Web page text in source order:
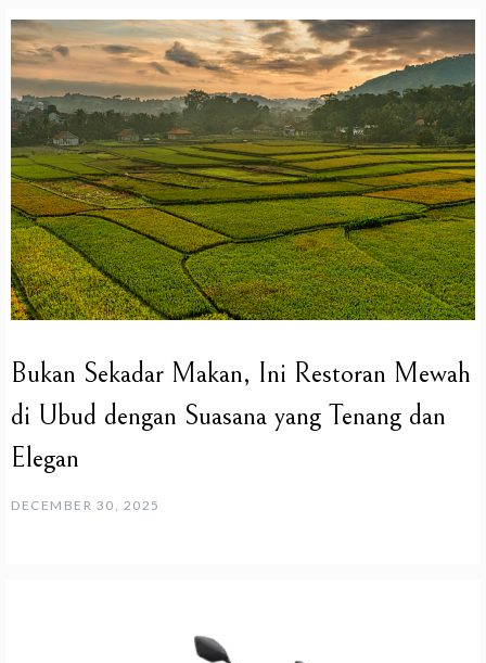
Bukan Sekadar Makan, Ini Restoran Mewah
di Ubud dengan Suasana yang Tenang dan
Elegan
DECEMBER 30, 2025